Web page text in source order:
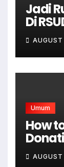
Jadi
Di
Bulan
Bagi
Umum
How